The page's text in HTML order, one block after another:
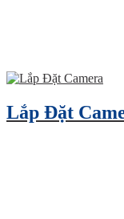
Lắp Đặt